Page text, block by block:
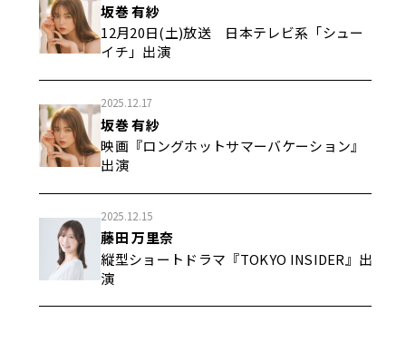
坂巻 有紗
12月20日(土)放送 日本テレビ系「シュー
イチ」出演
2025.12.17
坂巻 有紗
映画『ロングホットサマーバケーション』
出演
2025.12.15
藤田 万里奈
縦型ショートドラマ『TOKYO INSIDER』出
演